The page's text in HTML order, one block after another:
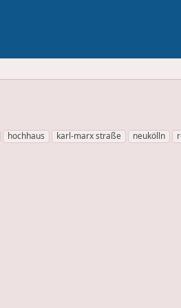
hochhaus karl-marx straße neukölln